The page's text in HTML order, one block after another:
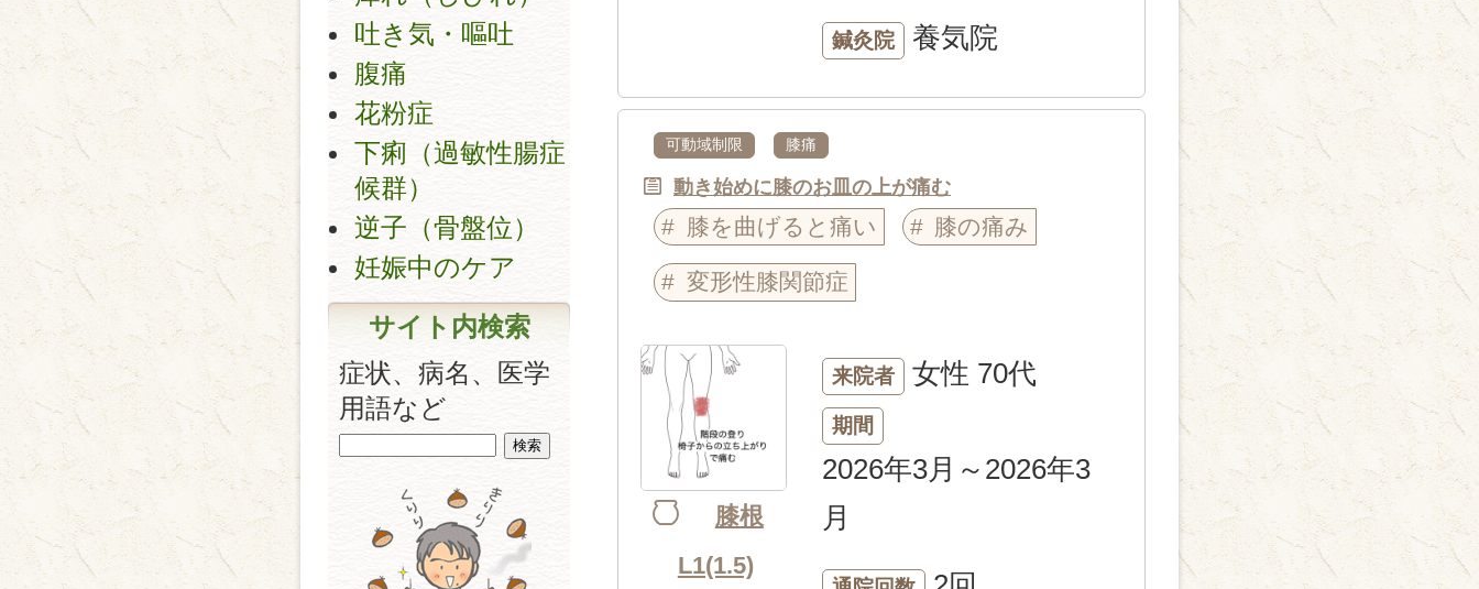
鍼灸院 養気院
可動域制限 膝痛
動き始めに膝のお皿の上が痛む
膝を曲げると痛い 膝の痛み
変形性膝関節症
膝根
L1(1.5)
来院者 女性 70代
期間
2026年3月～2026年3
月
吐き気・嘔吐
腹痛
花粉症
下痢（過敏性腸症
候群）
逆子（骨盤位）
妊娠中のケア
サイト内検索
症状、病名、医学
用語など